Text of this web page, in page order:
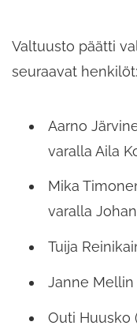
Valtuusto päätti
seuraavat henkilöt:
Aarno
varalla Aila
Mika
varalla
Tuija
Janne Mellin
Outi Huusko